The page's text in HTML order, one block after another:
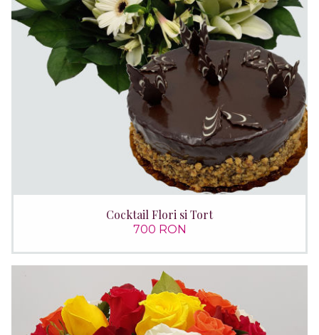
Cocktail Flori si Tort
700 RON